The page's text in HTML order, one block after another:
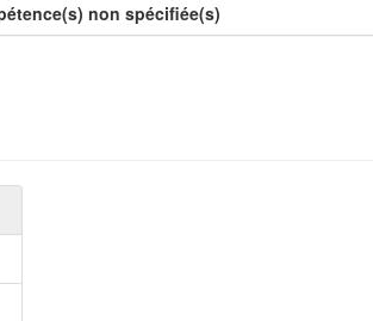
non spécifiée(s)